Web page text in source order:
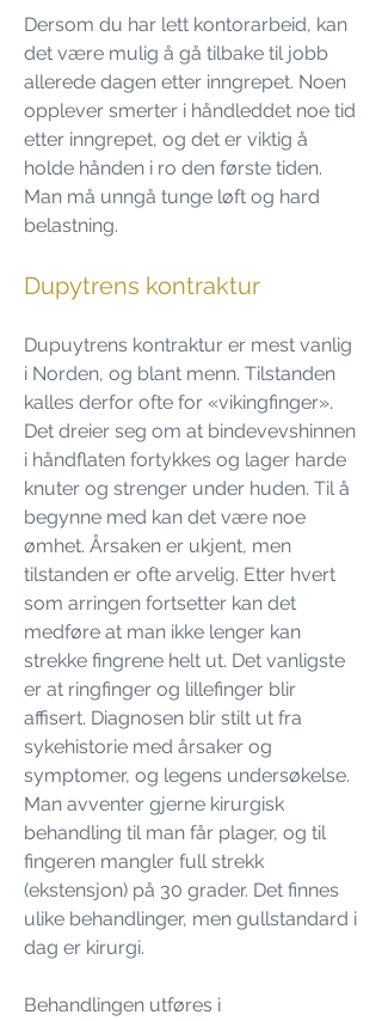
Dersom du har lett kontorarbeid, kan
det være mulig å gå tilbake til jobb
allerede dagen etter inngrepet. Noen
opplever smerter i håndleddet noe tid
etter inngrepet, og det er viktig å
holde hånden i ro den første tiden.
Man må unngå tunge løft og hard
belastning.
Dupytrens kontraktur
Dupuytrens kontraktur er mest vanlig
i Norden, og blant menn. Tilstanden
kalles derfor ofte for «vikingfinger».
Det dreier seg om at bindevevshinnen
i håndflaten fortykkes og lager harde
knuter og strenger under huden. Til å
begynne med kan det være noe
ømhet. Årsaken er ukjent, men
tilstanden er ofte arvelig. Etter hvert
som arringen fortsetter kan det
medføre at man ikke lenger kan
strekke fingrene helt ut. Det vanligste
er at ringfinger og lillefinger blir
affisert. Diagnosen blir stilt ut fra
sykehistorie med årsaker og
symptomer, og legens undersøkelse.
Man avventer gjerne kirurgisk
behandling til man får plager, og til
fingeren mangler full strekk
(ekstensjon) på 30 grader. Det finnes
ulike behandlinger, men gullstandard i
dag er kirurgi.
Behandlingen utføres i